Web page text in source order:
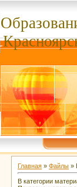
Главная » Файлы »
В категории